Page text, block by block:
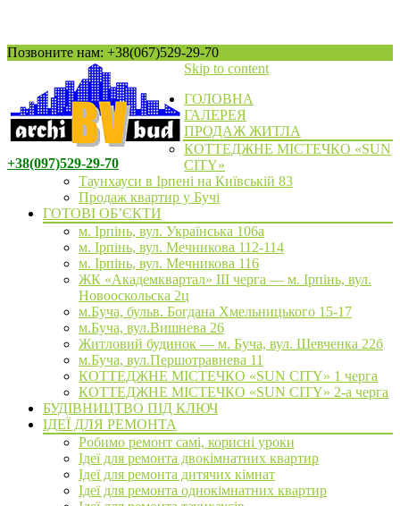
Позвоните нам: +38(067)529-29-70
+38(097)529-29-70
Skip to content
ГОЛОВНА
ГАЛЕРЕЯ
ПРОДАЖ ЖИТЛА
КОТТЕДЖНЕ МІСТЕЧКО «SUN
CITY»
Таунхауси в Ірпені на Київській 83
Продаж квартир у Бучі
ГОТОВІ ОБ’ЄКТИ
м. Ірпінь, вул. Українська 106а
м. Ірпінь, вул. Мечникова 112-114
м. Ірпінь, вул. Мечникова 116
ЖК «Академквартал» III черга — м. Ірпінь, вул.
Новооскольска 2ц
м.Буча, бульв. Богдана Хмельницького 15-17
м.Буча, вул.Вишнева 26
Житловий будинок — м. Буча, вул. Шевченка 22б
м.Буча, вул.Першотравнева 11
КОТТЕДЖНЕ МІСТЕЧКО «SUN CITY» 1 черга
КОТТЕДЖНЕ МІСТЕЧКО «SUN CITY» 2-а черга
БУДІВНИЦТВО ПІД КЛЮЧ
ІДЕЇ ДЛЯ РЕМОНТА
Робимо ремонт самі, корисні уроки
Ідеї для ремонта двокімнатних квартир
Ідеї для ремонта дитячих кімнат
Ідеї для ремонта однокімнатних квартир